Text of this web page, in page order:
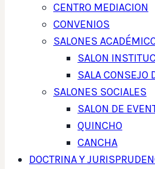
CENTRO MEDIACION
CONVENIOS
SALONES
SALON
SALA CONSEJO
SALONES SOCIALES
SALON DE
QUINCHO
CANCHA
DOCTRINA Y